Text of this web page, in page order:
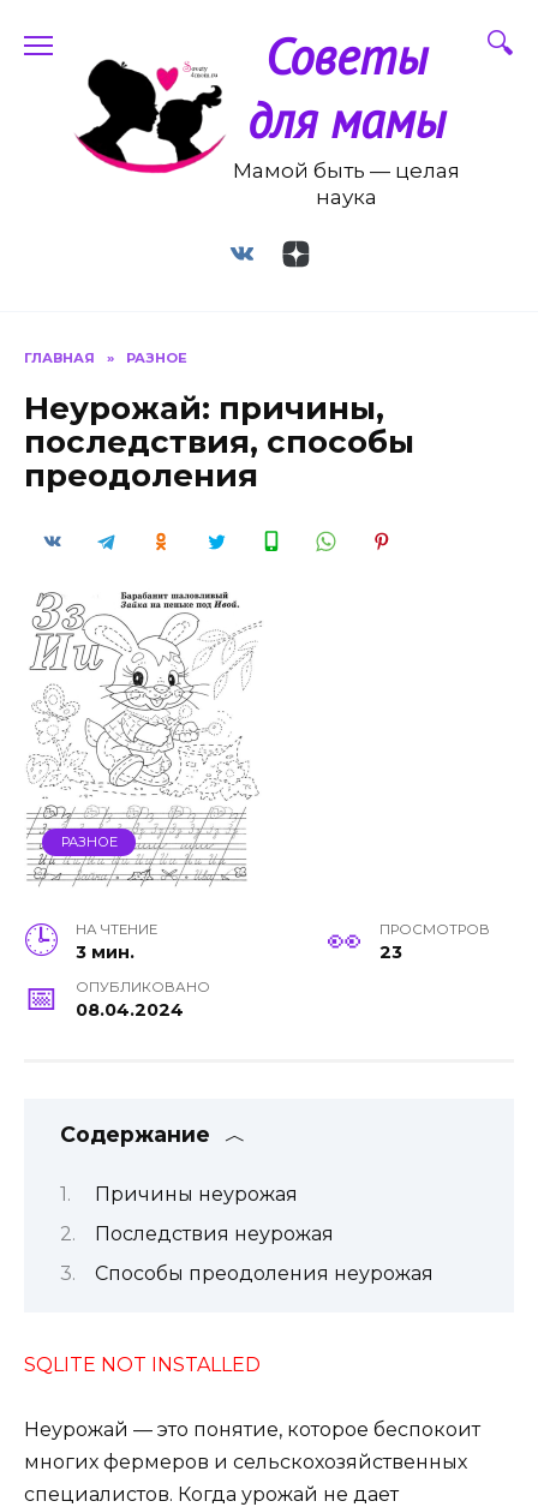
содержанию
Советы
для мамы
Мамой быть — целая
наука
ГЛАВНАЯ » РАЗНОЕ
Неурожай: причины,
последствия, способы
преодоления
РАЗНОЕ
НА ЧТЕНИЕ
3 мин.
ПРОСМОТРОВ
23
ОПУБЛИКОВАНО
08.04.2024
Содержание
Причины неурожая
Последствия неурожая
Способы преодоления неурожая
SQLITE NOT INSTALLED
Неурожай — это понятие, которое беспокоит
многих фермеров и сельскохозяйственных
специалистов. Когда урожай не дает